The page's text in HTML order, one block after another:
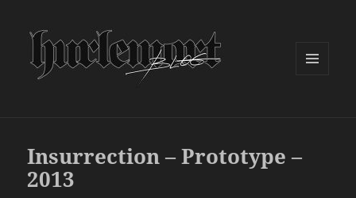
Insurrection – Prototype –
2013